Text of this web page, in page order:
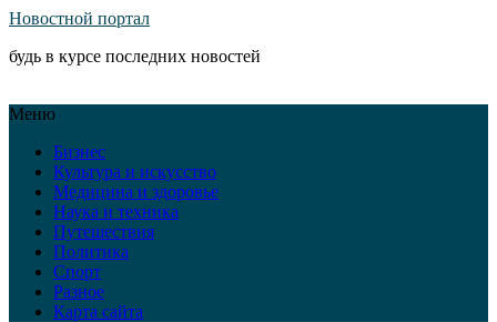
Новостной портал
будь в курсе последних новостей
Меню
Бизнес
Культура и искусство
Медицина и здоровье
Наука и техника
Путешествия
Политика
Спорт
Разное
Карта сайта